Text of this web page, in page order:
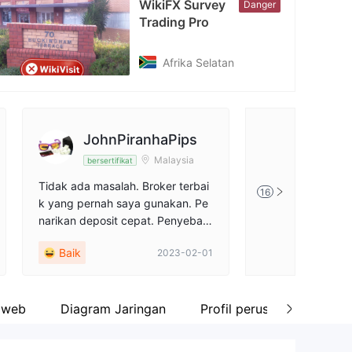
www.facebook.com/tradingproltd
WikiFX Survey
Trading Pro
Danger
Afrika Selatan
JohnPiranhaPips
bersertifikat Malaysia
Tidak ada masalah. Broker terbai
k yang pernah saya gunakan. Pe
narikan deposit cepat. Penyebara
MA KASIH.
Baik 2023-02-01
Deposit dan
kan akun cent
16
Diagram Jaringan Profil perusahaan